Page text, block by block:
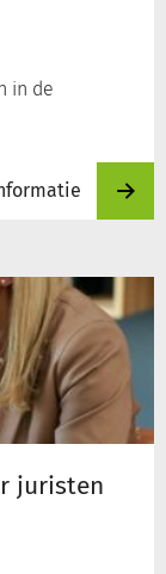
in de
juristen